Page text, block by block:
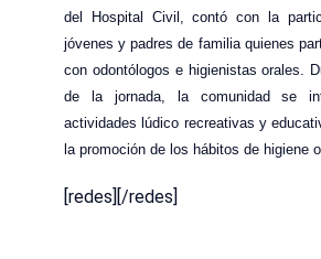
del Hospital Civil, contó con la
jóvenes y padres de familia quienes
con odontólogos e higienistas orales.
de la jornada, la comunidad se
actividades lúdico recreativas y
la promoción de los hábitos de higiene
[redes][/redes]